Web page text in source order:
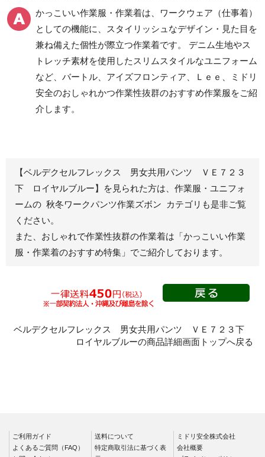
食品産業用ワークパン
ツ
クリーンウェアワーク
パンツ
レディース作業着
ブルゾン
ジャンパー
秋冬長袖
スモック
春夏半袖
ア
シャツ
かっこいい作業服・作業着は、ワークウェア（仕事着）
としての機能に、スタイリッシュなデザイン・見た目を
兼ね備えた個性が際立つ作業着です。 デニム生地やス
トレッチ素材を使用したスリムスタイルなユニフォーム
など、バートル、アイズフロンティア、Ｌｅｅ、ミドリ
安全のおしゃれかつ作業性抜群のおすすめ作業服をご紹
介します。
【ベルデクセルフレックス 男女共用パンツ ＶＥ７２３
下 ロイヤルブルー】を見られた方は、作業服・ユニフォ
ームの 秋冬ワークパンツ作業ズボン カテゴリも是非ご覧
ください。
また、おしゃれで作業性抜群の作業着は 「かっこいい作業
服・作業着のおすすめ特集」 でご紹介しております。
ベルデクセルフレックス 男女共用パンツ ＶＥ７２３下
ロイヤルブルーの商品詳細画面トップへ戻る
ご利用ガイド
よくあるご質問（FAQ）
送料について
特定商取引法に基づく表
ミドリ安全株式会社
会社概要